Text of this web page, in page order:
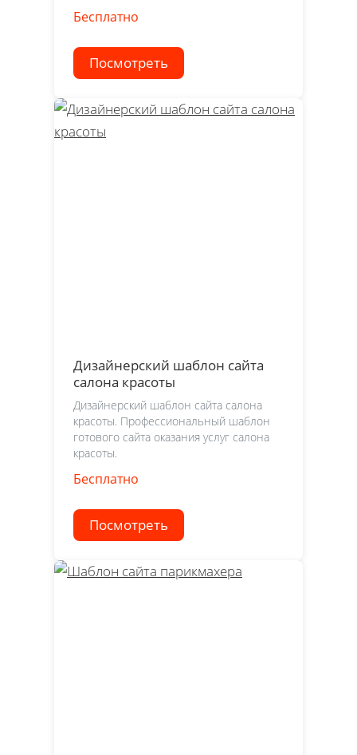
Бесплатно
Посмотреть
Дизайнерский шаблон сайта
салона красоты
Дизайнерский шаблон сайта салона
красоты. Профессиональный шаблон
готового сайта оказания услуг салона
красоты.
Бесплатно
Посмотреть